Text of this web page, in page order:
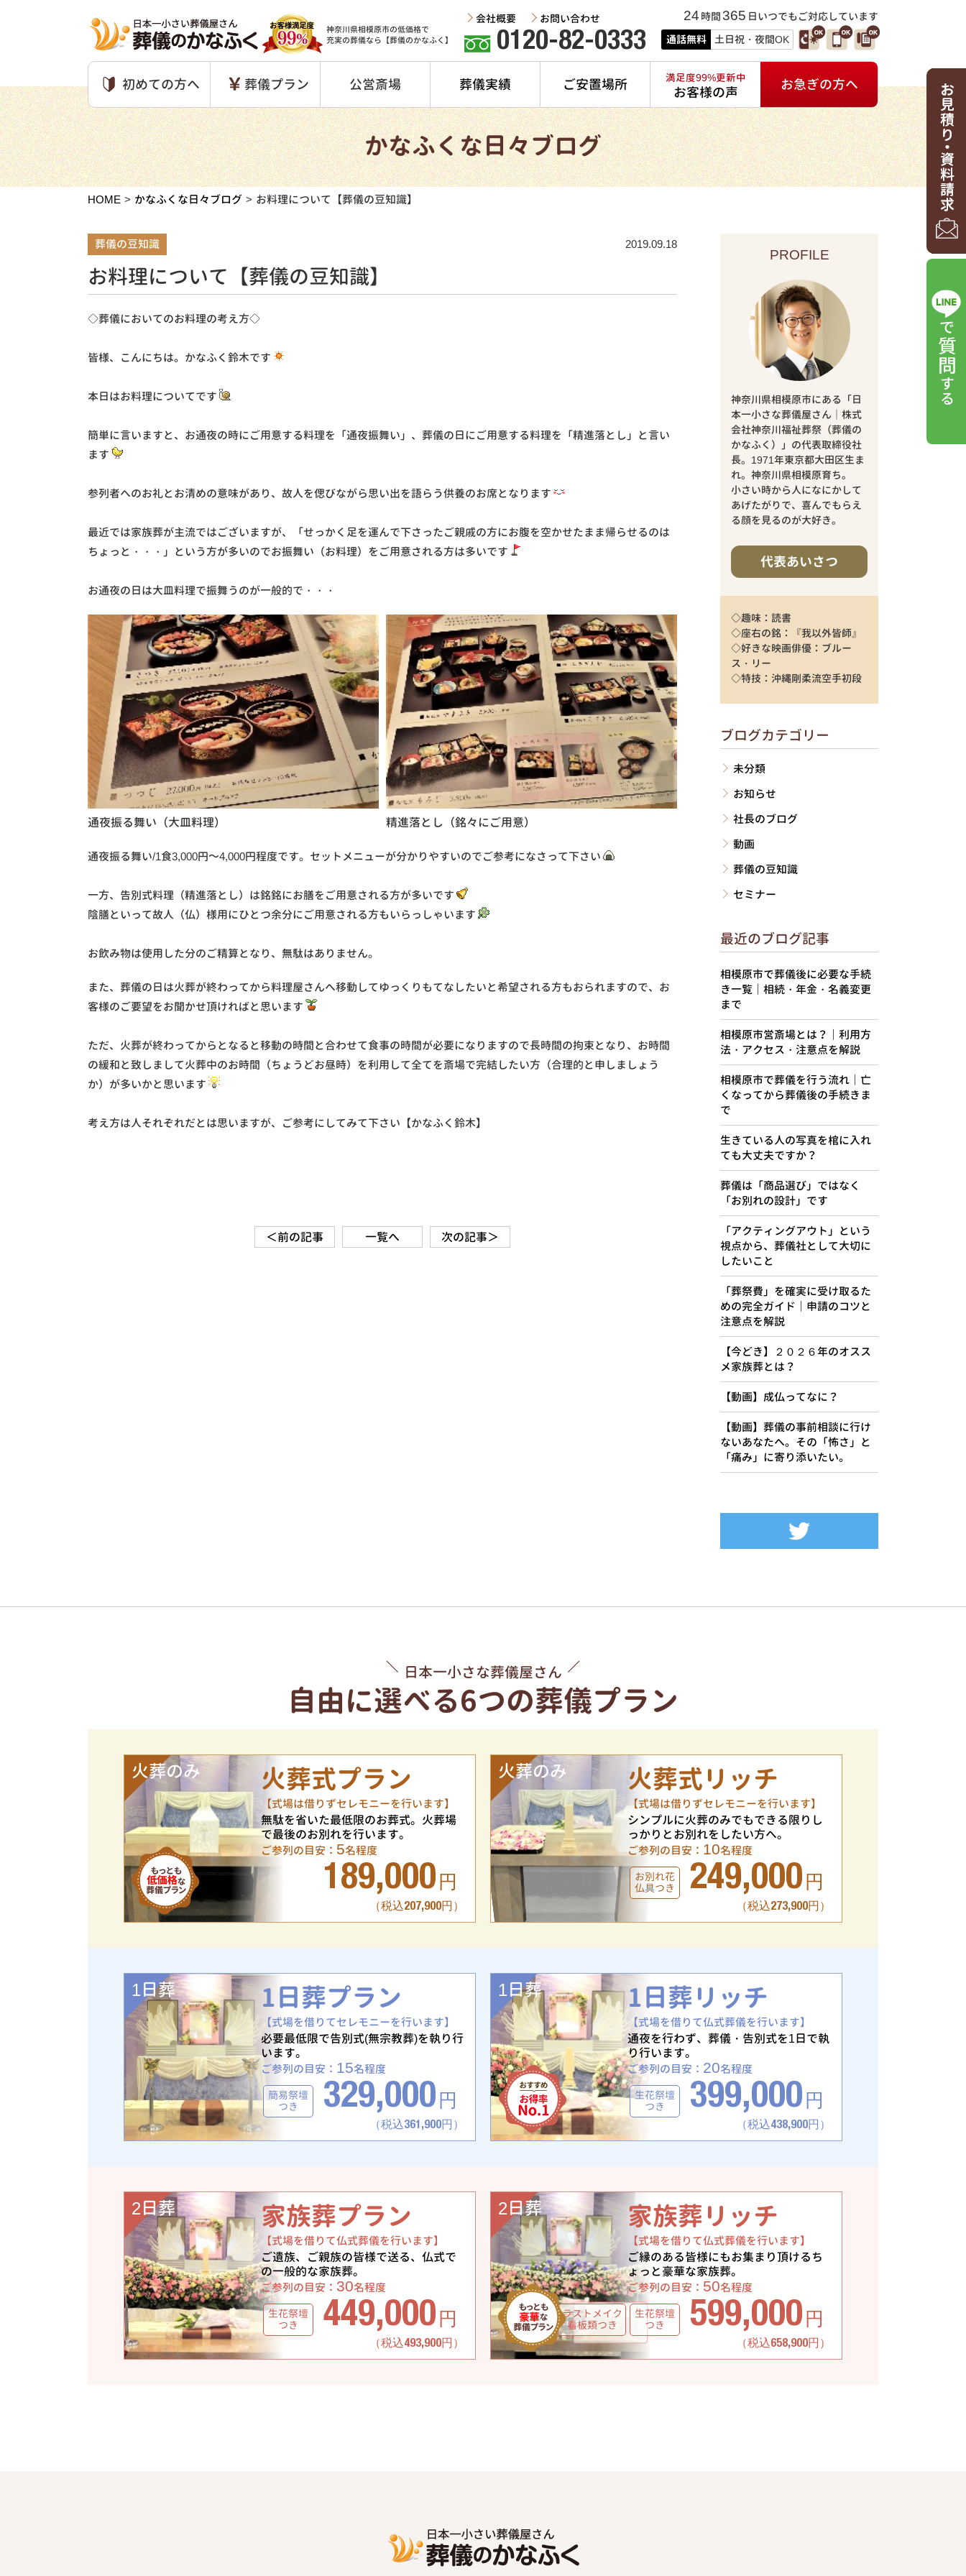
神奈川県相模原市の低価格で
充実の葬儀なら【葬儀のかなふく】
0120-82-0333
24 時間365 日いつでもご対応しています
通話無料 土日祝・夜間OK
会社概要 お問い合わせ
初めての方へ 葬儀プラン 公営斎場 葬儀実績 ご安置場所 満足度99%更新中
お客様の声 お急ぎの方へ
かなふくな日々ブログ
HOME かなふくな日々ブログ お料理について【葬儀の豆知識】
葬儀の豆知識 2019.09.18
お料理について【葬儀の豆知識】
◇葬儀においてのお料理の考え方◇
皆様、こんにちは。かなふく鈴木です
本日はお料理についてです
簡単に言いますと、お通夜の時にご用意する料理を「通夜振舞い」、葬儀の日にご用意する料理を「精進落とし」と言い
ます
参列者へのお礼とお清めの意味があり、故人を偲びながら思い出を語らう供養のお席となります
最近では家族葬が主流ではございますが、「せっかく足を運んで下さったご親戚の方にお腹を空かせたまま帰らせるのは
ちょっと・・・」という方が多いのでお振舞い（お料理）をご用意される方は多いです
お通夜の日は大皿料理で振舞うのが一般的で・・・
通夜振る舞い（大皿料理） 精進落とし（銘々にご用意）
通夜振る舞い/1食3,000円～4,000円程度です。セットメニューが分かりやすいのでご参考になさって下さい
一方、告別式料理（精進落とし）は銘銘にお膳をご用意される方が多いです
陰膳といって故人（仏）様用にひとつ余分にご用意される方もいらっしゃいます
お飲み物は使用した分のご精算となり、無駄はありません。
また、葬儀の日は火葬が終わってから料理屋さんへ移動してゆっくりもてなしたいと希望される方もおられますので、お
客様のご要望をお聞かせ頂ければと思います
ただ、火葬が終わってからとなると移動の時間と合わせて食事の時間が必要になりますので長時間の拘束となり、お時間
の緩和と致しまして火葬中のお時間（ちょうどお昼時）を利用して全てを斎場で完結したい方（合理的と申しましょう
か）が多いかと思います
考え方は人それぞれだとは思いますが、ご参考にしてみて下さい【かなふく鈴木】
＜前の記事 一覧へ 次の記事＞
PROFILE
神奈川県相模原市にある「日
本一小さな葬儀屋さん｜株式
会社神奈川福祉葬祭（葬儀の
かなふく）」の代表取締役社
長。1971年東京都大田区生ま
れ。神奈川県相模原育ち。
小さい時から人になにかして
あげたがりで、喜んでもらえ
る顔を見るのが大好き。
代表あいさつ
◇趣味：読書
◇座右の銘：『我以外皆師』
◇好きな映画俳優：ブルー
ス・リー
◇特技：沖縄剛柔流空手初段
ブログカテゴリー
未分類
お知らせ
社長のブログ
動画
葬儀の豆知識
セミナー
最近のブログ記事
相模原市で葬儀後に必要な手続
き一覧｜相続・年金・名義変更
まで
相模原市営斎場とは？｜利用方
法・アクセス・注意点を解説
相模原市で葬儀を行う流れ｜亡
くなってから葬儀後の手続きま
で
生きている人の写真を棺に入れ
ても大丈夫ですか？
葬儀は「商品選び」ではなく
「お別れの設計」です
「アクティングアウト」という
視点から、葬儀社として大切に
したいこと
「葬祭費」を確実に受け取るた
めの完全ガイド｜申請のコツと
注意点を解説
【今どき】２０２６年のオスス
メ家族葬とは？
【動画】成仏ってなに？
【動画】葬儀の事前相談に行け
ないあなたへ。その「怖さ」と
「痛み」に寄り添いたい。
日本一小さな葬儀屋さん
自由に選べる6つの葬儀プラン
火葬のみ 火葬式プラン
【式場は借りずセレモニーを行います】
無駄を省いた最低限のお葬式。火葬場
で最後のお別れを行います。
ご参列の目安： 5名程度
189,000 円
（税込207,900円）
火葬のみ 火葬式リッチ
【式場は借りずセレモニーを行います】
シンプルに火葬のみでもできる限りし
っかりとお別れをしたい方へ。
ご参列の目安： 10名程度
お別れ花
仏具つき
249,000 円
（税込273,900円）
1日葬 1日葬プラン
【式場を借りてセレモニーを行います】
必要最低限で告別式(無宗教葬)を執り行
います。
ご参列の目安： 15名程度
簡易祭壇
つき
329,000 円
（税込361,900円）
1日葬 1日葬リッチ
【式場を借りて仏式葬儀を行います】
通夜を行わず、葬儀・告別式を1日で執
り行います。
ご参列の目安： 20名程度
生花祭壇
つき
399,000 円
（税込438,900円）
2日葬 家族葬プラン
【式場を借りて仏式葬儀を行います】
ご遺族、ご親族の皆様で送る、仏式で
の一般的な家族葬。
ご参列の目安： 30名程度
生花祭壇
つき
449,000 円
（税込493,900円）
2日葬 家族葬リッチ
【式場を借りて仏式葬儀を行います】
ご縁のある皆様にもお集まり頂けるち
ょっと豪華な家族葬。
ご参列の目安： 50名程度
ラストメイク
看板類つき
生花祭壇
つき
599,000 円
（税込658,900円）